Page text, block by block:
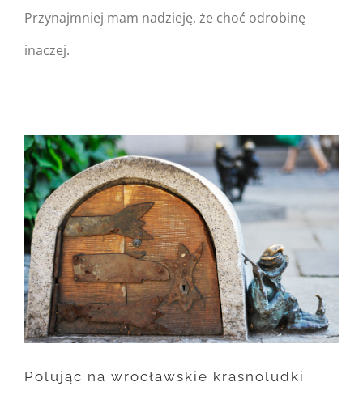
Przynajmniej mam nadzieję, że choć odrobinę
inaczej.
/home/nipo/domains/
content/themes/Avada/
on line162
Warning: Trying to access
array offset on null in
/home/nipo/domains/
content/themes/Avada/
Polując na wrocławskie krasnoludki